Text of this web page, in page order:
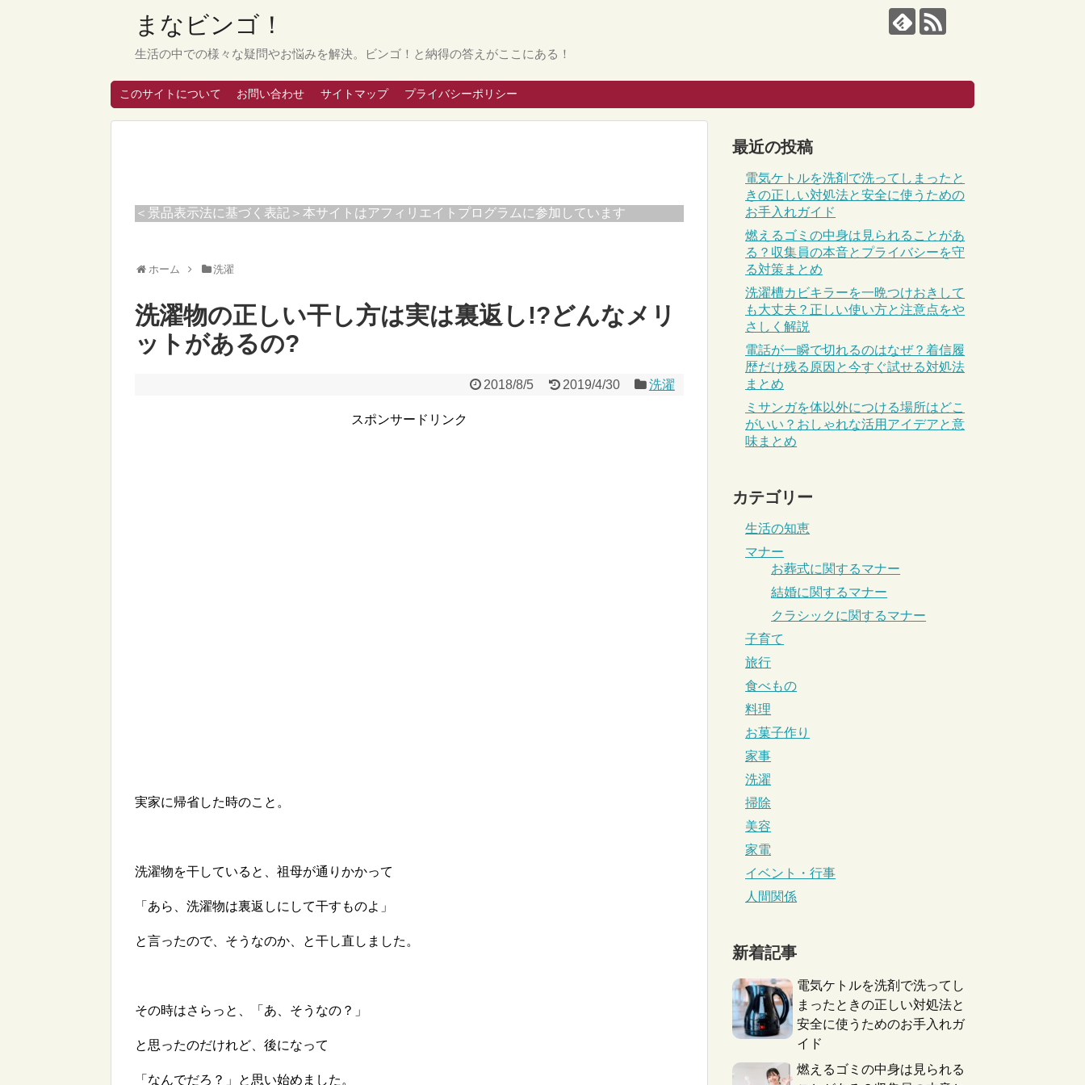
まなビンゴ！
生活の中での様々な疑問やお悩みを解決。ビンゴ！と納得の答えがここにある！
このサイトについて お問い合わせ サイトマップ プライバシーポリシー
＜景品表示法に基づく表記＞本サイトはアフィリエイトプログラムに参加しています
ホーム 洗濯
洗濯物の正しい干し方は実は裏返し!?どんなメリ
ットがあるの?
2018/8/5 2019/4/30 洗濯
スポンサードリンク
実家に帰省した時のこと。
洗濯物を干していると、祖母が通りかかって
「あら、洗濯物は裏返しにして干すものよ」
と言ったので、そうなのか、と干し直しました。
その時はさらっと、「あ、そうなの？」
と思ったのだけれど、後になって
「なんでだろ？」と思い始めました。
最近の投稿
電気ケトルを洗剤で洗ってしまったと
きの正しい対処法と安全に使うための
お手入れガイド
燃えるゴミの中身は見られることがあ
る？収集員の本音とプライバシーを守
る対策まとめ
洗濯槽カビキラーを一晩つけおきして
も大丈夫？正しい使い方と注意点をや
さしく解説
電話が一瞬で切れるのはなぜ？着信履
歴だけ残る原因と今すぐ試せる対処法
まとめ
ミサンガを体以外につける場所はどこ
がいい？おしゃれな活用アイデアと意
味まとめ
カテゴリー
生活の知恵
マナー
お葬式に関するマナー
結婚に関するマナー
クラシックに関するマナー
子育て
旅行
食べもの
料理
お菓子作り
家事
洗濯
掃除
美容
家電
イベント・行事
人間関係
新着記事
電気ケトルを洗剤で洗ってし
まったときの正しい対処法と
安全に使うためのお手入れガ
イド
燃えるゴミの中身は見られる